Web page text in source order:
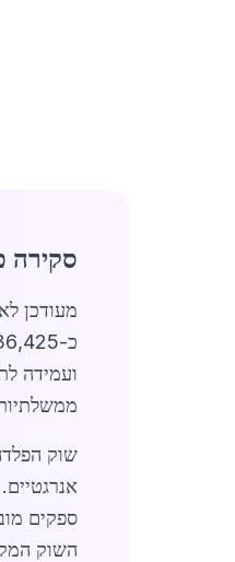
סקירה
ספקים
השוק